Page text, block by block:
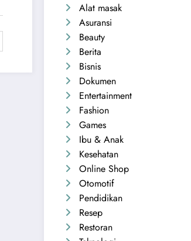
Alat masak
Asuransi
Beauty
Berita
Bisnis
Dokumen
Entertainment
Fashion
Games
Ibu & Anak
Kesehatan
Online Shop
Otomotif
Pendidikan
Resep
Restoran